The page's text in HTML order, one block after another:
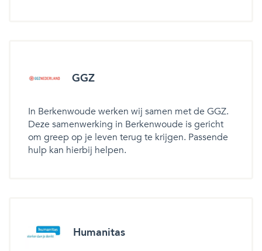
GGZ
In Berkenwoude werken wij samen met de GGZ.
Deze samenwerking in Berkenwoude is gericht
om greep op je leven terug te krijgen. Passende
hulp kan hierbij helpen.
Humanitas